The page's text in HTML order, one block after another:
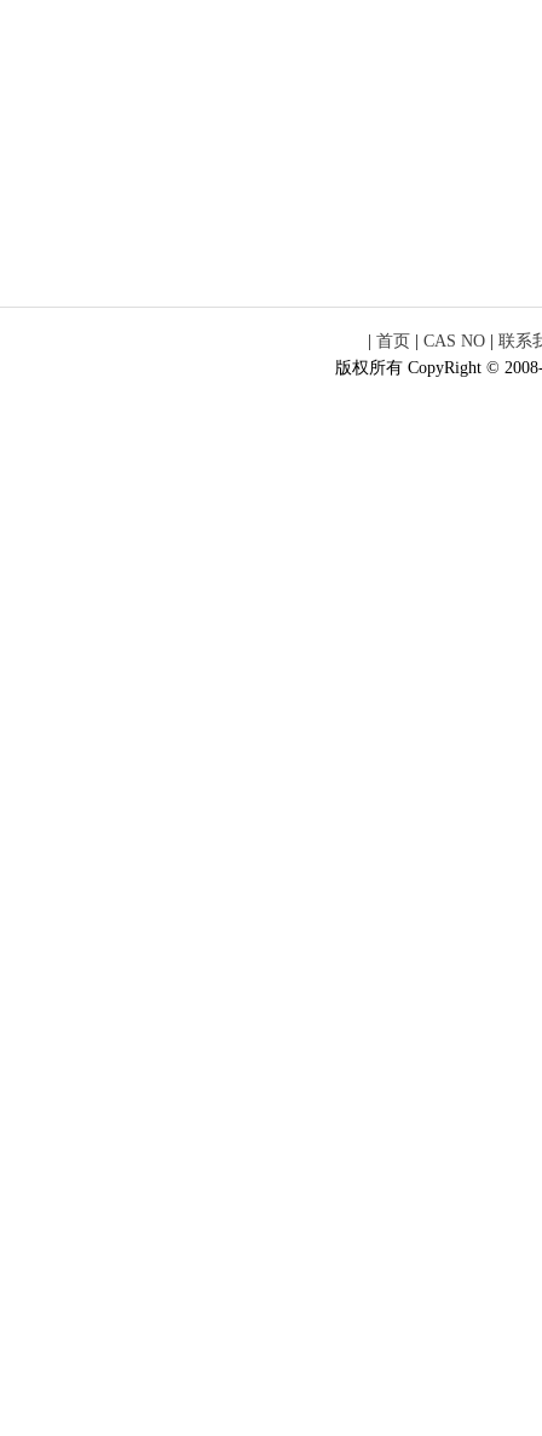
首页 CAS NO
联系
版权所有 CopyRight ©